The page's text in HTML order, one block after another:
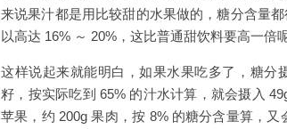
来说果汁都是用比较甜的水果做的，糖分含量
以高达 16% ～ 20%，这比普通甜饮料要高一倍呢
这样说起来就能明白，如果水果吃多了，糖分
籽，按实际吃到 65% 的汁水计算，就会摄入
苹果，约 200g 果肉，按 8% 的糖分含量算，